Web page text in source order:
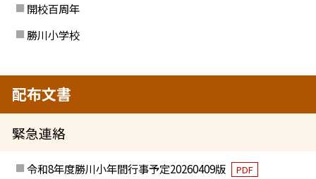
開校百周年
勝川小学校
配布文書
緊急連絡
令和8年度勝川小年間行事予定20260409版 PDF